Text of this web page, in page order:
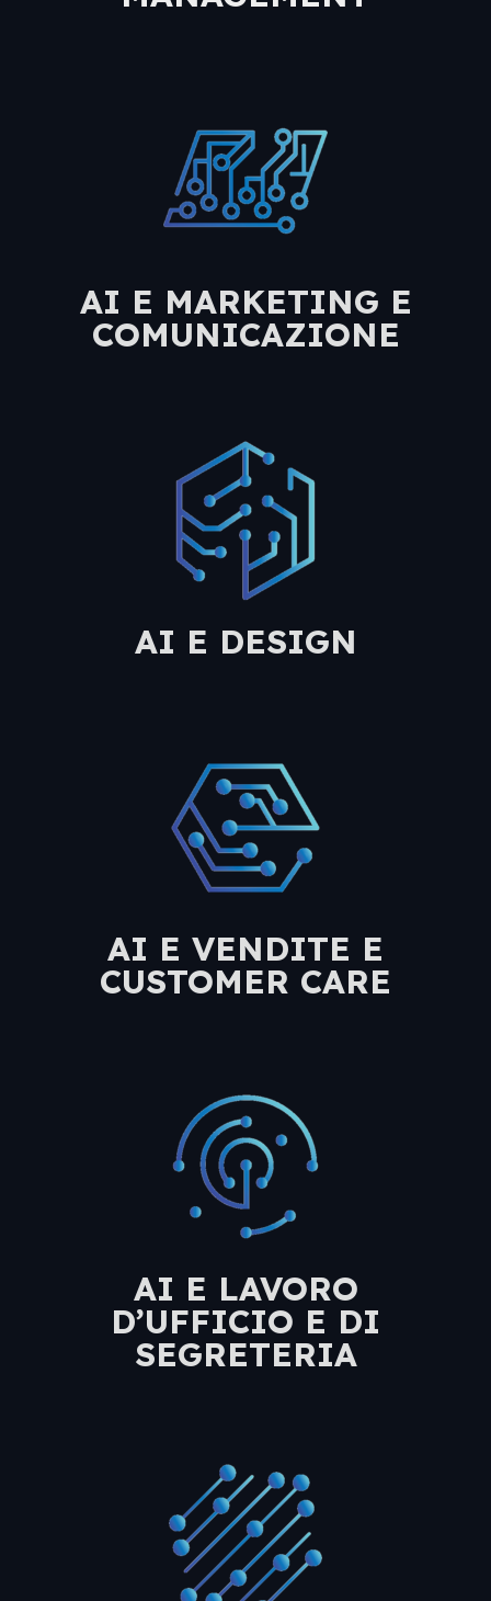
AI E MARKETING E
COMUNICAZIONE
AI E DESIGN
AI E VENDITE E
CUSTOMER CARE
AI E LAVORO
D’UFFICIO E DI
SEGRETERIA